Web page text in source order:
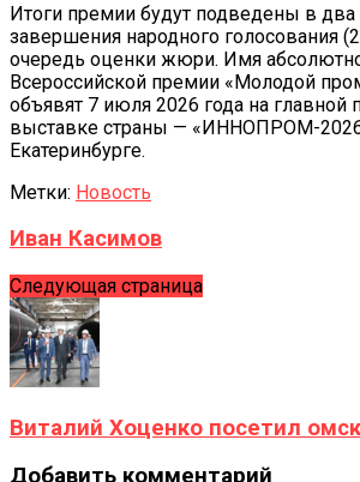
Итоги премии будут подведены в два
завершения народного голосования
очередь оценки жюри. Имя
Всероссийской премии «Молодой
объявят 7 июля 2026 года на
выставке страны — «ИННОПРОМ-
Екатеринбурге.
Метки: Новость
Иван Касимов
Следующая страница
Виталий Хоценко посетил
Добавить комментарий